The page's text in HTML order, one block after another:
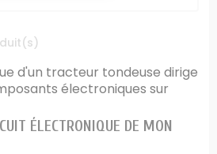
d'un tracteur tondeuse dirige
électroniques sur
ÉLECTRONIQUE DE MON